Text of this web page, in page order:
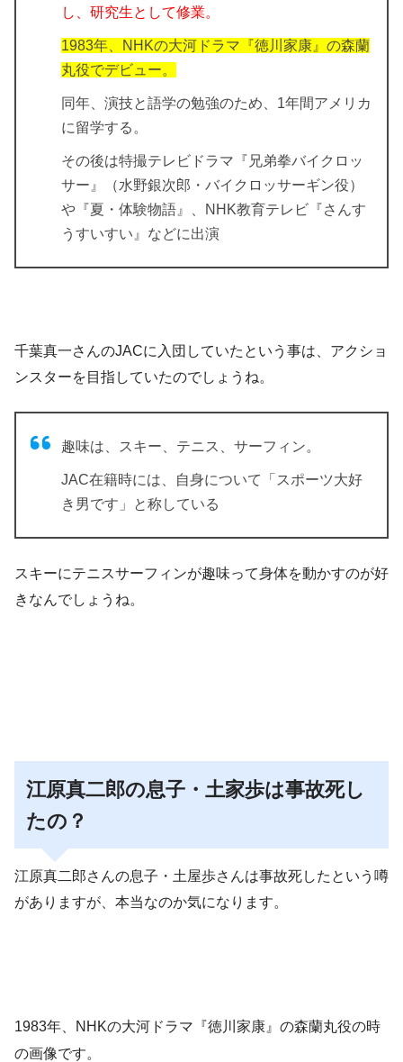
し、研究生として修業。
1983年、NHKの大河ドラマ『徳川家康』の森蘭
丸役でデビュー。
同年、演技と語学の勉強のため、1年間アメリカ
に留学する。
その後は特撮テレビドラマ『兄弟拳バイクロッ
サー』（水野銀次郎・バイクロッサーギン役）
や『夏・体験物語』、NHK教育テレビ『さんす
うすいすい』などに出演
千葉真一さんのJACに入団していたという事は、アクショ
ンスターを目指していたのでしょうね。
趣味は、スキー、テニス、サーフィン。
JAC在籍時には、自身について
「スポーツ大好
き男です」
と称している
スキーにテニスサーフィンが趣味って身体を動かすのが好
きなんでしょうね。
江原真二郎の息子・土家歩は事故死し
たの？
江原真二郎さんの息子・土屋歩さんは事故死したという噂
がありますが、本当なのか気になります。
1983年、NHKの大河ドラマ『徳川家康』の森蘭丸役の時
の画像です。